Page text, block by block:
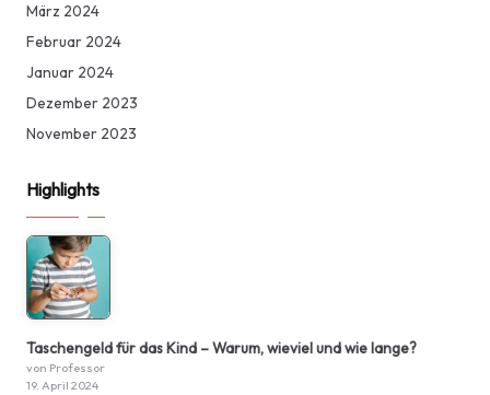
März 2024
Februar 2024
Januar 2024
Dezember 2023
November 2023
Highlights
Taschengeld für das Kind – Warum, wieviel und wie lange?
von Professor
19. April 2024